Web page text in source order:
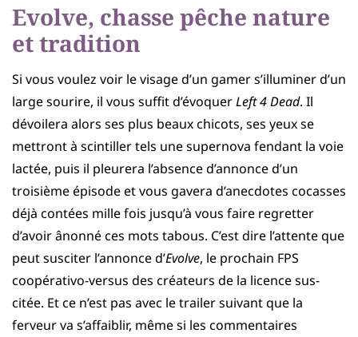
Evolve, chasse pêche nature
et tradition
Si vous voulez voir le visage d’un gamer s’illuminer d’un
large sourire, il vous suffit d’évoquerLeft 4 Dead. Il
dévoilera alors ses plus beaux chicots, ses yeux se
mettront à scintiller tels une supernova fendant la voie
lactée, puis il pleurera l’absence d’annonce d’un
troisième épisode et vous gavera d’anecdotes cocasses
déjà contées mille fois jusqu’à vous faire regretter
d’avoir ânonné ces mots tabous. C’est dire l’attente que
peut susciter l’annonce d’Evolve, le prochain FPS
coopérativo-versus des créateurs de la licence sus-
citée. Et ce n’est pas avec le trailer suivant que la
ferveur va s’affaiblir, même si les commentaires